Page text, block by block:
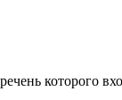
которого